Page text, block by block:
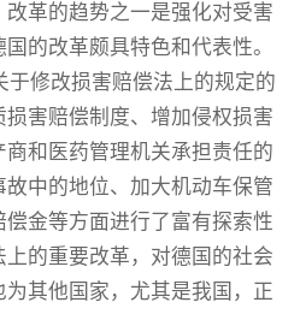
革的趋势之一是强化对受害
的改革颇具特色和代表性。
修改损害赔偿法上的规定的
害赔偿制度、增加侵权损害
和医药管理机关承担责任的
中的地位、加大机动车保管
金等方面进行了富有探索性
的重要改革，对德国的社会
其他国家，尤其是我国，正